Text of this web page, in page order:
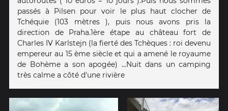
passés à Pilsen pour voir le plus haut clocher de
Tchéquie (103 mètres ), puis nous avons pris la
direction de Praha.1ère étape au château fort de
Charles IV Karlstejn (la fierté des Tchèques : roi devenu
empereur au 15 ème siècle et qui a amené le royaume
de Bohème a son apogée) ...Nuit dans un camping
très calme a côté d'une rivière